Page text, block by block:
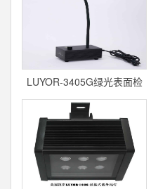
LUYOR-3405G绿光表面检
查灯